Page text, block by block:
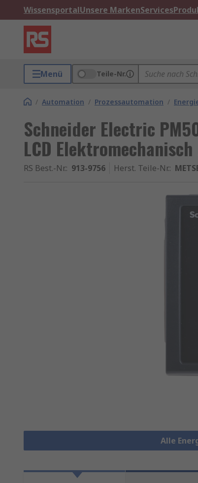
WissensportalUnsere MarkenServices
Menü Teile-Nr.
/ Automation / Prozessautomation /
Schneider Electric
LCD
RS Best.-Nr.: 913-9756 Herst. Teile-Nr.:
Alle